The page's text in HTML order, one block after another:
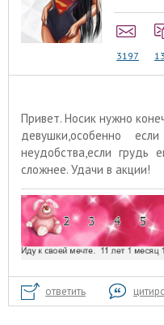
3197
Привет. Носик нужно
девушки,особенно
неудобства,если грудь
сложнее. Удачи в акции!
ответить